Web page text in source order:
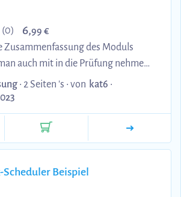
(0) 6,99 €
Zusammenfassung des Moduls
auch mit in die Prüfung nehmen
• 2 Seiten 's • von kat6 •
Scheduler Beispiel